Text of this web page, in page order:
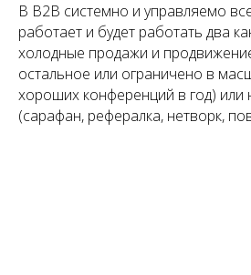
В B2B системно и управляемо
работает и будет работать два
холодные продажи и
остальное или ограничено в
хороших конференций в год) или
(сарафан, рефералка, нетворк,